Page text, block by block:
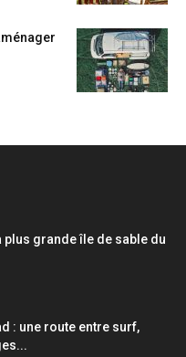
plus grande île de sable du
: une route entre surf,